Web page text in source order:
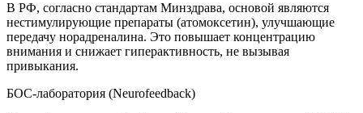
В РФ, согласно стандартам Минздрава, основой являются
нестимулирующие препараты (атомоксетин), улучшающие
передачу норадреналина. Это повышает концентрацию
внимания и снижает гиперактивность, не вызывая
привыкания.
БОС-лаборатория (Neurofeedback)